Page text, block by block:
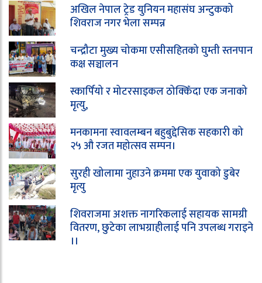
अखिल नेपाल ट्रेड युनियन महासंघ अन्टुकको
शिवराज नगर भेला सम्पन्न
चन्द्रौटा मुख्य चोकमा एसीसहितको घुम्ती स्तनपान
कक्ष सञ्चालन
स्कार्पियो र मोटरसाइकल ठोक्किँदा एक जनाको
मृत्यु,
मनकामना स्वावलम्बन बहुबुद्देसिक सहकारी को
२५ औ रजत महोत्सव सम्पन।
सुरही खोलामा नुहाउने क्रममा एक युवाको डुबेर
मृत्यु
शिवराजमा अशक्त नागरिकलाई सहायक सामग्री
वितरण, छुटेका लाभग्राहीलाई पनि उपलब्ध गराइने
।।